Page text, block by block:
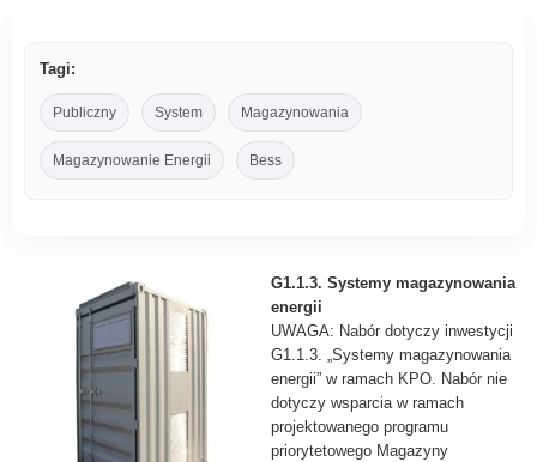
Tagi:
Publiczny System Magazynowania
Magazynowanie Energii Bess
G1.1.3. Systemy magazynowania
energii
UWAGA: Nabór dotyczy inwestycji
G1.1.3. „Systemy magazynowania
energii” w ramach KPO. Nabór nie
dotyczy wsparcia w ramach
projektowanego programu
priorytetowego Magazyny